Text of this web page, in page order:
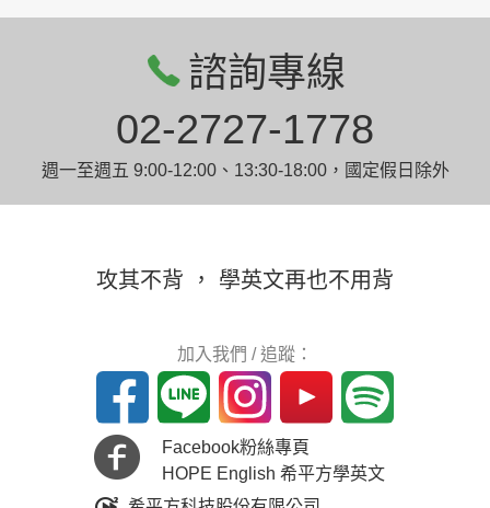
諮詢專線
02-2727-1778
週一至週五 9:00-12:00、13:30-18:00，國定假日除外
攻其不背 ， 學英文再也不用背
加入我們 / 追蹤：
Facebook粉絲專頁
HOPE English 希平方學英文